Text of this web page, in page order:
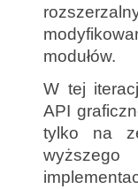
modułów.
W tej
API
tylko na